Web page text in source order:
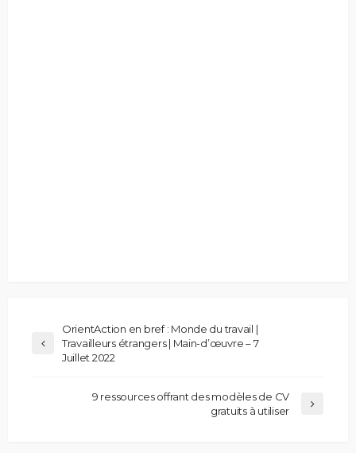
OrientAction en bref : Monde du travail |
Travailleurs étrangers | Main-d’œuvre – 7
Juillet 2022
9 ressources offrant des modèles de CV
gratuits à utiliser